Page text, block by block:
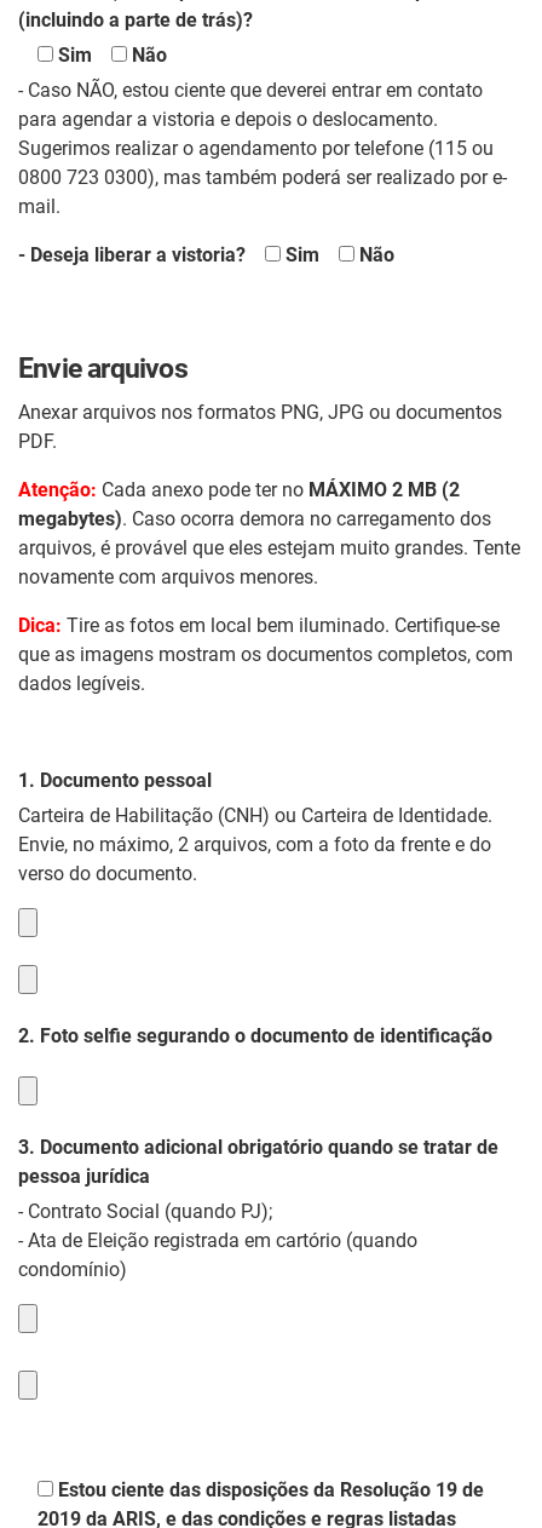
(incluindo a parte de trás)?
Sim
Não
- Caso NÃO, estou ciente que deverei entrar em contato
para agendar a vistoria e depois o deslocamento.
Sugerimos realizar o agendamento por telefone (115 ou
0800 723 0300), mas também poderá ser realizado por e-
mail.
- Deseja liberar a vistoria? Sim Não
Envie arquivos
Anexar arquivos nos formatos PNG, JPG ou documentos
PDF.
Atenção: Cada anexo pode ter no MÁXIMO 2 MB (2
megabytes). Caso ocorra demora no carregamento dos
arquivos, é provável que eles estejam muito grandes. Tente
novamente com arquivos menores.
Dica: Tire as fotos em local bem iluminado. Certifique-se
que as imagens mostram os documentos completos, com
dados legíveis.
1. Documento pessoal
Carteira de Habilitação (CNH) ou Carteira de Identidade.
Envie, no máximo, 2 arquivos, com a foto da frente e do
verso do documento.
2. Foto selfie segurando o documento de identificação
3. Documento adicional obrigatório quando se tratar de
pessoa jurídica
- Contrato Social (quando PJ);
- Ata de Eleição registrada em cartório (quando
condomínio)
Estou ciente das disposições da Resolução 19 de
2019 da ARIS, e das condições e regras listadas